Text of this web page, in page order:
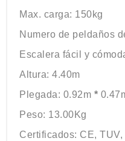
Max. carga: 150kg
Numero de peldaños
Escalera fácil y
Altura: 4.40m
Plegada: 0.92m *
Peso: 13.00Kg
Certificados: CE, TUV,